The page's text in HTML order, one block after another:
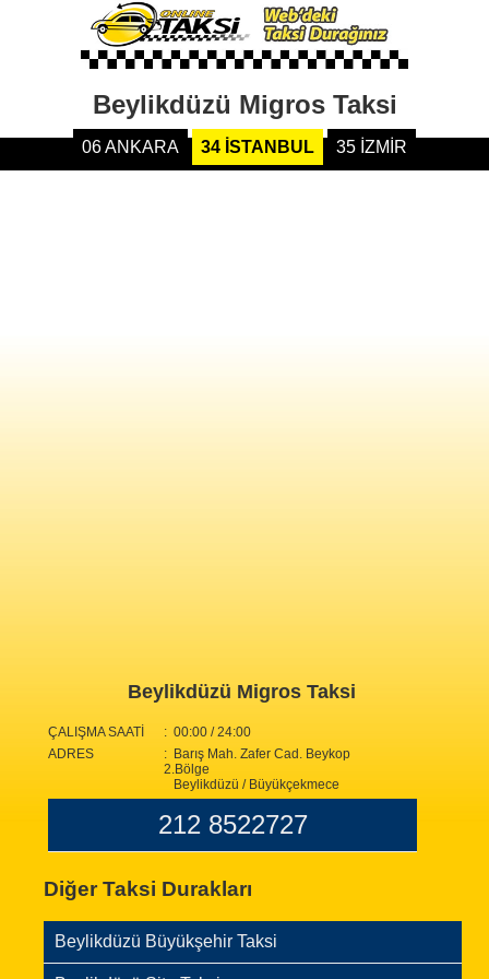
Beylikdüzü Migros Taksi
06 ANKARA 34 İSTANBUL 35 İZMİR
Beylikdüzü Migros Taksi
ÇALIŞMA SAATİ
: 00:00 / 24:00
ADRES
: Barış Mah. Zafer Cad. Beykop
2.Bölge
Beylikdüzü / Büyükçekmece
212 8522727
Diğer Taksi Durakları
Beylikdüzü Büyükşehir Taksi